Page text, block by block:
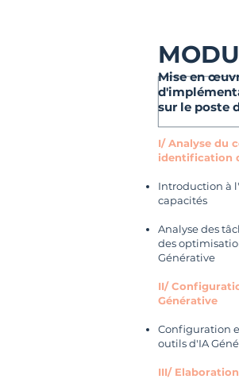
Mise en
sur le poste
I/ Analyse du
identification
Introduction à
capacités
Analyse des
des
Générative
II/
Générative
Configuration
outils d'IA
III/